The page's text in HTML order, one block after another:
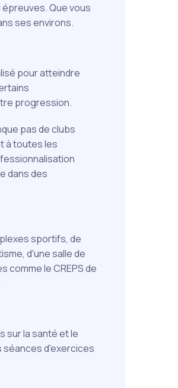
Que vous
ses environs.
pour atteindre
progression.
pas de clubs
à toutes les
dans des
sportifs, de
d'une salle de
le CREPS de
sur la santé et le
séances d'exercices